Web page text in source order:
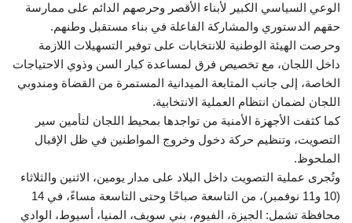
الوعي السياسي الكبير لأبناء الأقصر وحرصهم الدائم على ممارسة
حقهم الدستوري والمشاركة الفاعلة في بناء مستقبل وطنهم.
وحرصت الهيئة الوطنية للانتخابات على توفير التسهيلات اللازمة
داخل اللجان، مع تخصيص فرق لمساعدة كبار السن وذوي الاحتياجات
الخاصة، إلى جانب المتابعة الميدانية المستمرة من القضاة ومندوبي
اللجان لضمان انتظام العملية الانتخابية.
كما كثفت الأجهزة الأمنية من تواجدها بمحيط اللجان لتأمين سير
التصويت، وتنظيم حركة دخول وخروج المواطنين في ظل الإقبال
الملحوظ.
وتُجرى عملية التصويت داخل البلاد على مدار يومين، الاثنين والثلاثاء
(10 و11 نوفمبر)، من التاسعة صباحًا وحتى التاسعة مساءً، في 14
محافظة تشمل: الجيزة، الفيوم، بني سويف، المنيا، أسيوط، الوادي